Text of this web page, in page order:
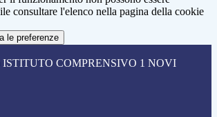
consultare l'elenco nella pagina della cookie
le preferenze
ISTITUTO COMPRENSIVO 1 NOVI